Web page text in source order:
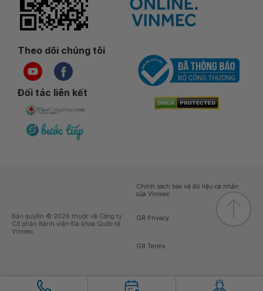
Theo dõi chúng tôi
Đối tác liên kết
Bản quyền © 2026 thuộc về Công ty
Cổ phần Bệnh viện Đa khoa Quốc tế
Vinmec
Chính sách bảo vệ dữ liệu cá nhân
của Vinmec
GR Privacy
GR Terms